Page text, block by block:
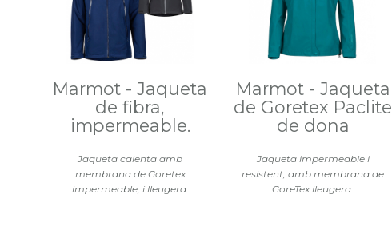
Jaqueta calenta amb
membrana de Goretex
impermeable, i lleugera.
Marmot - Jaqueta
de fibra,
impermeable.
Jaqueta impermeable i
resistent, amb membrana de
GoreTex lleugera.
Marmot - Jaqueta
de Goretex Paclite
de dona